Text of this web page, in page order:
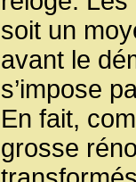
soit un
avant le
s’impose
En fait,
grosse